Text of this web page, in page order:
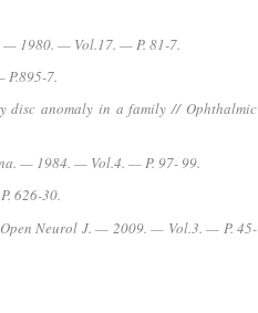
— 1980. — Vol.17. — P. 81-7.
7.
disc anomaly in a family // Ophthalmic
— 1984. — Vol.4. — P. 97- 99.
626-30.
Neurol J. — 2009. — Vol.3. — P. 45-